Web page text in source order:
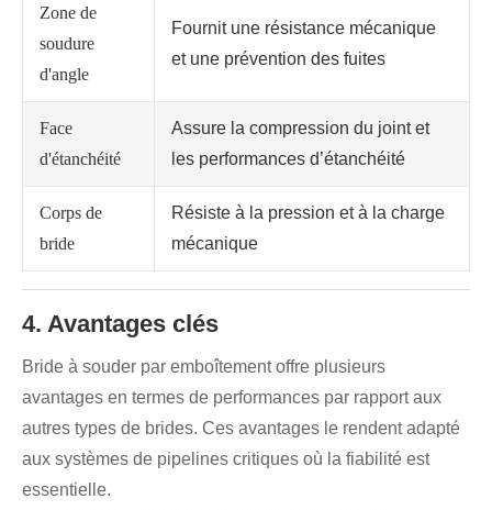
Zone de
soudure
d'angle
Fournit une résistance mécanique
et une prévention des fuites
Face
d'étanchéité
Assure la compression du joint et
les performances d’étanchéité
Corps de
bride
Résiste à la pression et à la charge
mécanique
4. Avantages clés
Bride à souder par emboîtement offre plusieurs
avantages en termes de performances par rapport aux
autres types de brides. Ces avantages le rendent adapté
aux systèmes de pipelines critiques où la fiabilité est
essentielle.